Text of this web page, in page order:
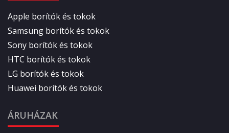
Apple borítók és tokok
Samsung borítók és tokok
Sony borítók és tokok
HTC borítók és tokok
LG borítók és tokok
Huawei borítók és tokok
ÁRUHÁZAK